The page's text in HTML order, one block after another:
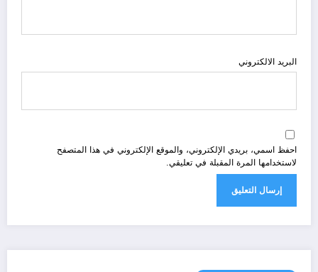
البريد الالكتروني
احفظ اسمي، بريدي الإلكتروني، والموقع الإلكتروني في هذا المتصفح
لاستخدامها المرة المقبلة في تعليقي.